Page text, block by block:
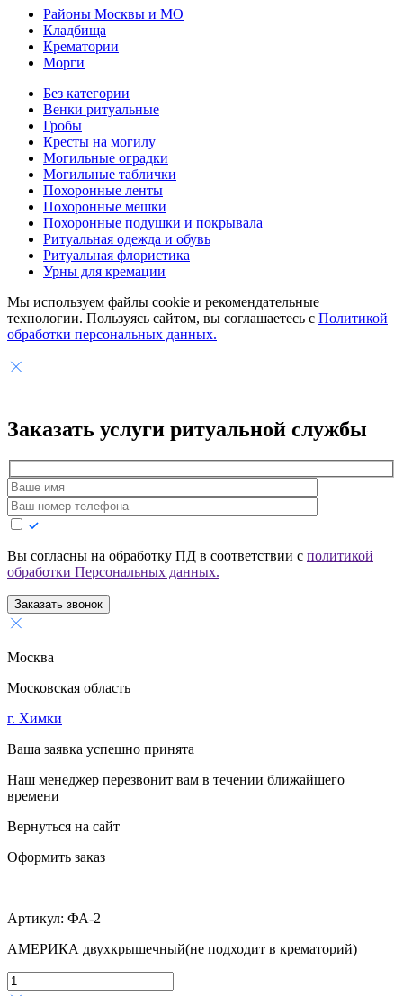
Районы Москвы и МО
Кладбища
Крематории
Морги
Без категории
Венки ритуальные
Гробы
Кресты на могилу
Могильные оградки
Могильные таблички
Похоронные ленты
Похоронные мешки
Похоронные подушки и покрывала
Ритуальная одежда и обувь
Ритуальная флористика
Урны для кремации
Мы используем файлы cookie и рекомендательные
технологии. Пользуясь сайтом, вы соглашаетесь с Политикой
обработки персональных данных.
Заказать услуги ритуальной службы
Вы согласны на обработку ПД в соответствии с политикой
обработки Персональных данных.
Заказать звонок
Москва
Московская область
г. Химки
Ваша заявка успешно принята
Наш менеджер перезвонит вам в течении ближайшего
времени
Вернуться на сайт
Оформить заказ
Артикул: ФА-2
АМЕРИКА двухкрышечный(не подходит в крематорий)